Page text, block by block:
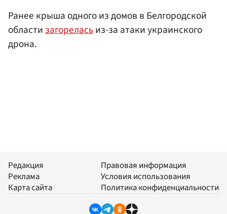
Ранее крыша одного из домов в Белгородской
областизагореласьиз-за атаки украинского
дрона.
Редакция
Реклама
Карта сайта
Правовая информация
Условия использования
Политика конфиденциальности